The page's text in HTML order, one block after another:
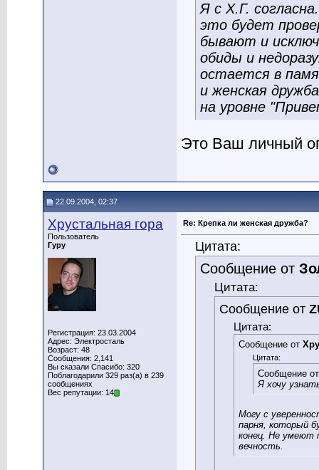
Я с Х.Г.
это будет
бывают и
обиды и
остается в
и женская
на уровне
Это Ваш личный
22.09.2004, 02:37
Хрустальная гора
Пользователь
Гуру
Регистрация: 23.03.2004
Адрес: Электросталь
Возраст: 48
Сообщения: 2,141
Вы сказали Спасибо: 320
Поблагодарили 329 раз(а) в 239
сообщениях
Вес репутации: 14
Re: Крепка ли женская дружба?
Цитата:
Сообщение от
Цитата:
Сообщение от
Цитата:
Сообщение от
Цитата:
Сообщение
Я хочу
Могу с
парня, который
конец. Не умеют
вечность.